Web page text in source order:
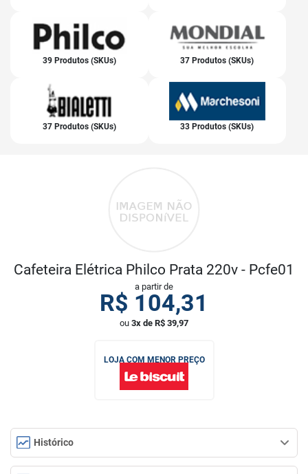
39 Produtos (SKUs) 37 Produtos (SKUs)
37 Produtos (SKUs) 33 Produtos (SKUs)
Cafeteira Elétrica Philco Prata 220v - Pcfe01
a partir de
R$ 104,31
ou 3x de R$ 39,97
LOJA COM MENOR PREÇO
Histórico